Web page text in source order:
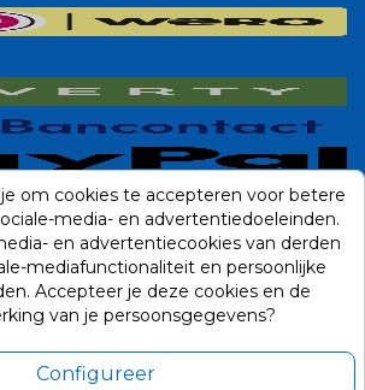
om cookies te accepteren voor betere
media- en advertentiedoeleinden.
en advertentiecookies van derden
mediafunctionaliteit en persoonlijke
Accepteer je deze cookies en de
van je persoonsgegevens?
Configureer